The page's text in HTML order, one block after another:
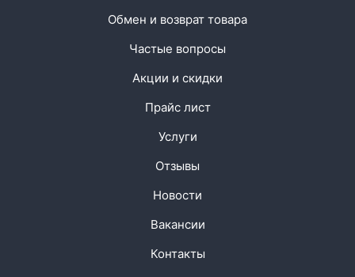
Обмен и возврат товара
Частые вопросы
Акции и скидки
Прайс лист
Услуги
Отзывы
Новости
Вакансии
Контакты